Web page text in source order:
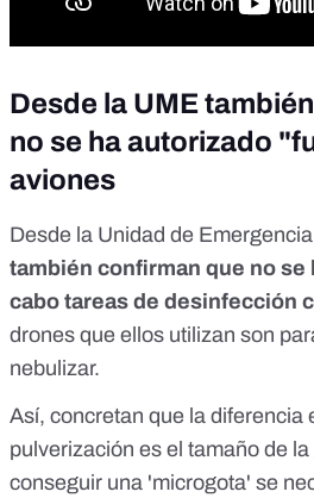
Desde la UME
no se ha autorizado
aviones
Desde la Unidad de
también confirman que no se
cabo tareas de desinfección
drones que ellos utilizan son
nebulizar.
Así, concretan que la diferencia
pulverización es el tamaño de
conseguir una 'microgota' se